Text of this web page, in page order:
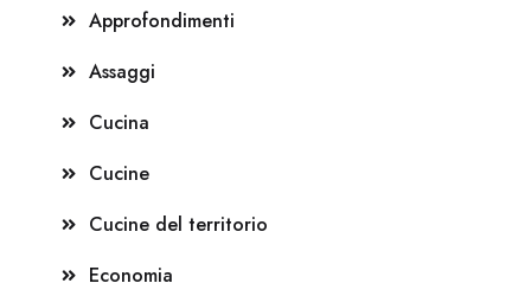
Approfondimenti
Assaggi
Cucina
Cucine
Cucine del territorio
Economia